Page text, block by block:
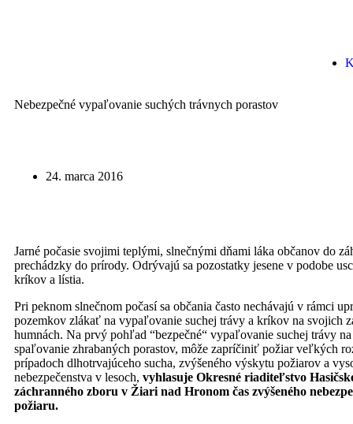
Nebezpečné vypaľovanie suchých trávnych porastov
24. marca 2016
Jarné počasie svojimi teplými, slnečnými dňami láka občanov do
prechádzky do prírody. Odrývajú sa pozostatky jesene v podobe
kríkov a lístia.
Pri peknom slnečnom počasí sa občania často nechávajú v rámci
pozemkov zlákať na vypaľovanie suchej trávy a kríkov na svojich
humnách. Na prvý pohľad “bezpečné“ vypaľovanie suchej trávy
spaľovanie zhrabaných porastov, môže zapríčiniť požiar veľkých
prípadoch dlhotrvajúceho sucha, zvýšeného výskytu požiarov a
nebezpečenstva v lesoch, vyhlasuje Okresné riaditeľstvo
záchranného zboru v Žiari nad Hronom čas zvýšeného
požiaru.